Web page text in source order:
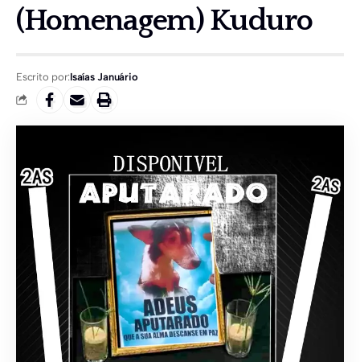
(Homenagem) Kuduro
Escrito por:Isaías Januário